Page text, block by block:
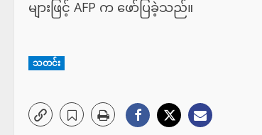
များဖြင့် AFP က ဖော်ပြခဲ့သည်။
သတင်း